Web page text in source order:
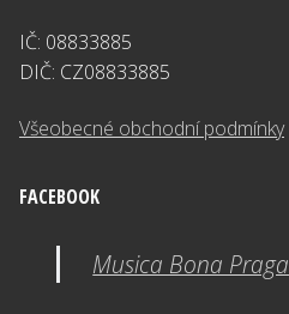
IČ: 08833885
DIČ: CZ08833885
Všeobecné obchodní podmínky
FACEBOOK
Musica Bona Praga